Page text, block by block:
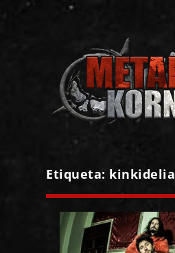
Etiqueta: kinkidelia